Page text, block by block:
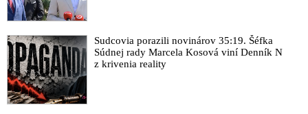
Sudcovia porazili novinárov 35:19. Šéfka
Súdnej rady Marcela Kosová viní Denník N
z krivenia reality